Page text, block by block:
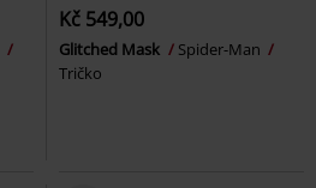
Kč 549,00
Glitched Mask
Spider-Man
Tričko